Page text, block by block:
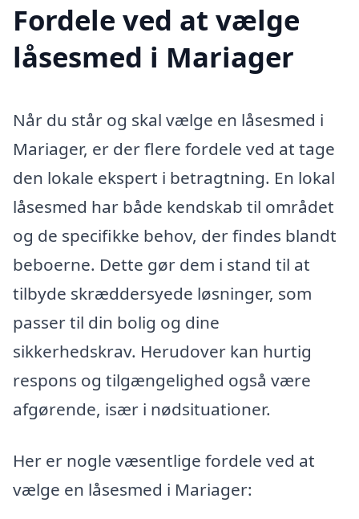
Fordele ved at vælge
låsesmed i Mariager
Når du står og skal vælge en låsesmed i
Mariager, er der flere fordele ved at tage
den lokale ekspert i betragtning. En lokal
låsesmed har både kendskab til området
og de specifikke behov, der findes blandt
beboerne. Dette gør dem i stand til at
tilbyde skræddersyede løsninger, som
passer til din bolig og dine
sikkerhedskrav. Herudover kan hurtig
respons og tilgængelighed også være
afgørende, især i nødsituationer.
Her er nogle væsentlige fordele ved at
vælge en låsesmed i Mariager: